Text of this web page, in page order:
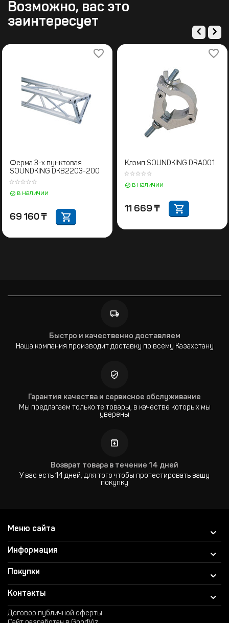
Возможно, вас это
заинтересует
Ферма 3-х пунктовая
SOUNDKING DKB2203-200
в наличии
69 160 ₸
Клэмп SOUNDKING DRA001
в наличии
11 669 ₸
Быстро и качественно доставляем
Наша компания производит доставку по всему Казахстану
Гарантия качества и сервисное обслуживание
Мы предлагаем только те товары, в качестве которых мы
уверены
Возврат товара в течение 14 дней
У вас есть 14 дней, для того чтобы протестировать вашу
покупку
Меню сайта
Информация
Покупки
Контакты
Договор публичной оферты